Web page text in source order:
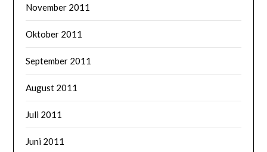
November 2011
Oktober 2011
September 2011
August 2011
Juli 2011
Juni 2011